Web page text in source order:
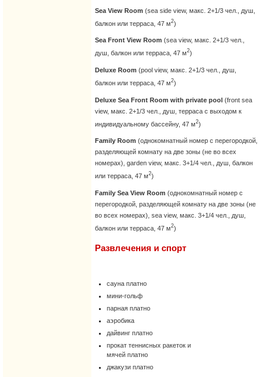
Sea View Room (sea side view, макс. 2+1/3 чел., душ,
балкон или терраса, 47 м2)
Sea Front View Room (sea view, макс. 2+1/3 чел.,
душ, балкон или терраса, 47 м2)
Deluxe Room (pool view, макс. 2+1/3 чел., душ,
балкон или терраса, 47 м2)
Deluxe Sea Front Room with private pool (front sea
view, макс. 2+1/3 чел., душ, терраса с выходом к
индивидуальному бассейну, 47 м2)
Family Room (однокомнатный номер с перегородкой,
разделяющей комнату на две зоны (не во всех
номерах), garden view, макс. 3+1/4 чел., душ, балкон
или терраса, 47 м2)
Family Sea View Room (однокомнатный номер с
перегородкой, разделяющей комнату на две зоны (не
во всех номерах), sea view, макс. 3+1/4 чел., душ,
балкон или терраса, 47 м2)
Развлечения и спорт
сауна платно
мини-гольф
парная платно
аэробика
дайвинг платно
прокат теннисных ракеток и
мячей платно
джакузи платно